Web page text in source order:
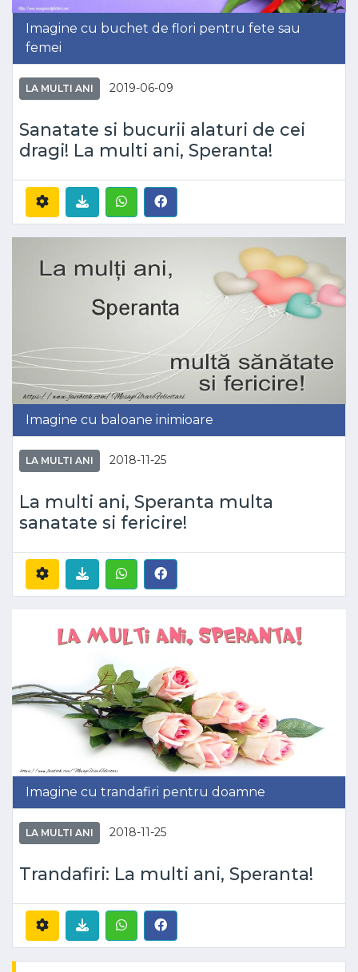
Imagine cu buchet de flori pentru fete sau
femei
LA MULTI ANI 2019-06-09
Sanatate si bucurii alaturi de cei
dragi! La multi ani, Speranta!
Imagine cu baloane inimioare
LA MULTI ANI 2018-11-25
La multi ani, Speranta multa
sanatate si fericire!
Imagine cu trandafiri pentru doamne
LA MULTI ANI 2018-11-25
Trandafiri: La multi ani, Speranta!